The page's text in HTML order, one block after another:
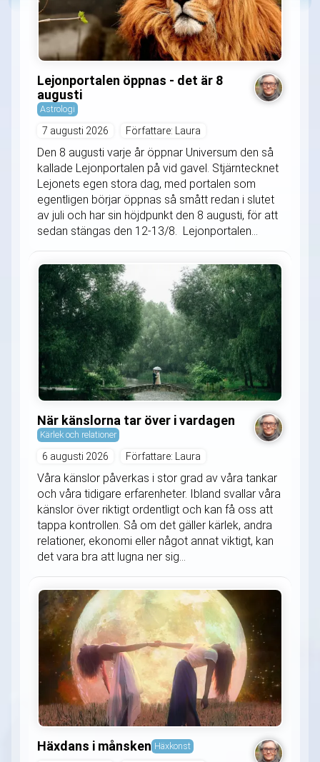
Lejonportalen öppnas - det är 8
augusti
Astrologi
7 augusti 2026 Författare: Laura
Den 8 augusti varje år öppnar Universum den så
kallade Lejonportalen på vid gavel. Stjärntecknet
Lejonets egen stora dag, med portalen som
egentligen börjar öppnas så smått redan i slutet
av juli och har sin höjdpunkt den 8 augusti, för att
sedan stängas den 12-13/8. Lejonportalen...
När känslorna tar över i vardagen
Kärlek och relationer
6 augusti 2026 Författare: Laura
Våra känslor påverkas i stor grad av våra tankar
och våra tidigare erfarenheter. Ibland svallar våra
känslor över riktigt ordentligt och kan få oss att
tappa kontrollen. Så om det gäller kärlek, andra
relationer, ekonomi eller något annat viktigt, kan
det vara bra att lugna ner sig...
Häxdans i månsken Häxkonst